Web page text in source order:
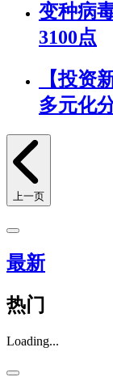
变种病
3100点
【投资
多元化
上一页
最新
热门
Loading...